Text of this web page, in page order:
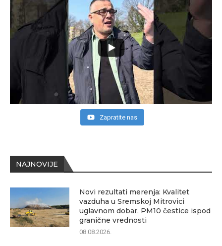
NAJNOVIJE
Novi rezultati merenja: Kvalitet
vazduha u Sremskoj Mitrovici
uglavnom dobar, PM10 čestice ispod
granične vrednosti
08.08.2026.
Zapratite nas